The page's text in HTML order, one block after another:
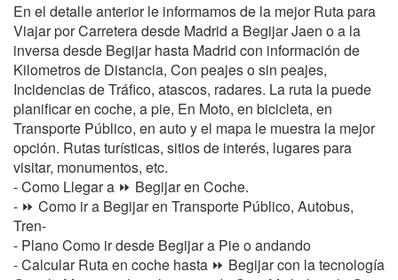
En el detalle anterior le informamos de la mejor Ruta para
Viajar por Carretera desde Madrid a Begijar Jaen o a la
inversa desde Begijar hasta Madrid con información de
Kilometros de Distancia, Con peajes o sin peajes,
Incidencias de Tráfico, atascos, radares. La ruta la puede
planificar en coche, a pie, En Moto, en bicicleta, en
Transporte Público, en auto y el mapa le muestra la mejor
opción. Rutas turísticas, sitios de interés, lugares para
visitar, monumentos, etc.
- Como Llegar a ⏩ Begijar en Coche.
- ⏩ Como ir a Begijar en Transporte Público, Autobus,
Tren-
- Plano Como ir desde Begijar a Pie o andando
- Calcular Ruta en coche hasta ⏩ Begijar con la tecnología